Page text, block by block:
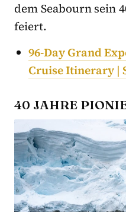
dem Seabourn sein
feiert.
96-Day Grand
Cruise Itinerary |
40 JAHRE